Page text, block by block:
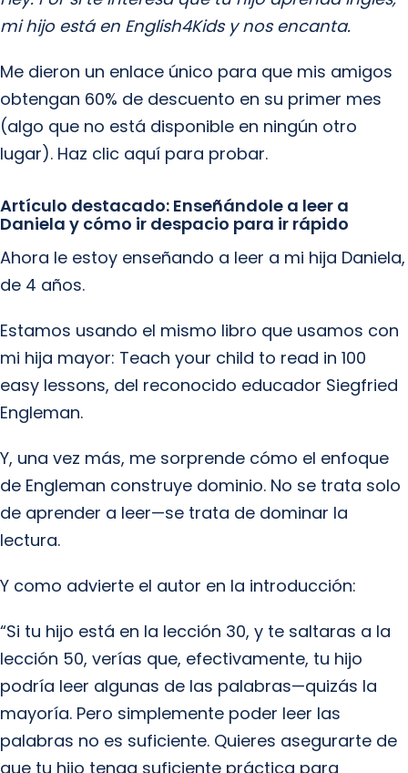
mi hijo está en English4Kids y nos encanta.
Me dieron un enlace único para que mis amigos
obtengan 60% de descuento en su primer mes
(algo que no está disponible en ningún otro
lugar). Haz clic aquí para probar.
Artículo destacado: Enseñándole a leer a
Daniela y cómo ir despacio para ir rápido
Ahora le estoy enseñando a leer a mi hija Daniela,
de 4 años.
Estamos usando el mismo libro que usamos con
mi hija mayor: Teach your child to read in 100
easy lessons, del reconocido educador Siegfried
Engleman.
Y, una vez más, me sorprende cómo el enfoque
de Engleman construye dominio. No se trata solo
de aprender a leer—se trata de dominar la
lectura.
Y como advierte el autor en la introducción:
“Si tu hijo está en la lección 30, y te saltaras a la
lección 50, verías que, efectivamente, tu hijo
podría leer algunas de las palabras—quizás la
mayoría. Pero simplemente poder leer las
palabras no es suficiente. Quieres asegurarte de
que tu hijo tenga suficiente práctica para